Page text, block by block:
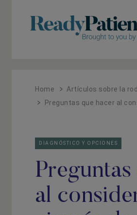
Un
Un
Home
Artículos sobre la
Preguntas que hacer al
DIAGNÓSTICO Y OPCIONES
al